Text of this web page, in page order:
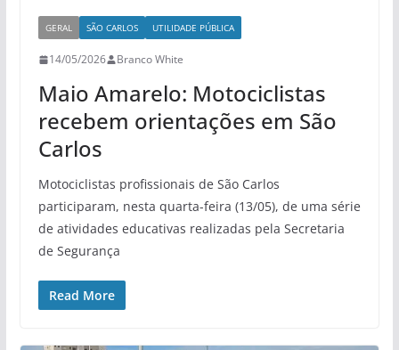
GERAL SÃO CARLOS UTILIDADE PÚBLICA
14/05/2026 Branco White
Maio Amarelo: Motociclistas
recebem orientações em São
Carlos
Motociclistas profissionais de São Carlos
participaram, nesta quarta-feira (13/05), de uma série
de atividades educativas realizadas pela Secretaria
de Segurança
Read More